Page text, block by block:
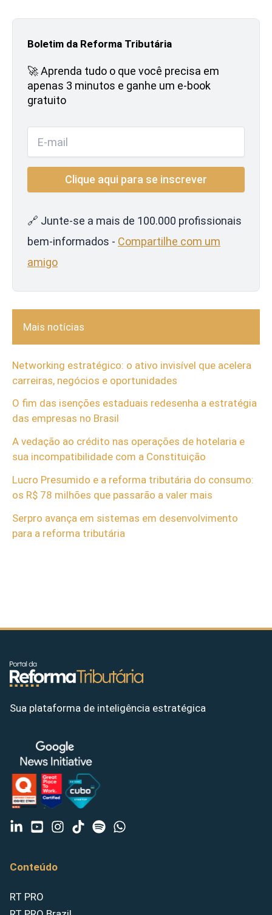
Boletim da Reforma Tributária
🚀 Aprenda tudo o que você precisa em
apenas 3 minutos e ganhe um e-book
gratuito
🔗 Junte-se a mais de 100.000 profissionais
bem-informados - Compartilhe com um
amigo
Mais notícias
Networking estratégico: o ativo invisível que acelera
carreiras, negócios e oportunidades
O fim das isenções estaduais redesenha a estratégia
das empresas no Brasil
A vedação ao crédito nas operações de hotelaria e
sua incompatibilidade com a Constituição
Lucro Presumido e a reforma tributária do consumo:
os R$ 78 milhões que passarão a valer mais
Serpro avança em sistemas em desenvolvimento
para a reforma tributária
Sua plataforma de inteligência estratégica
Conteúdo
RT PRO